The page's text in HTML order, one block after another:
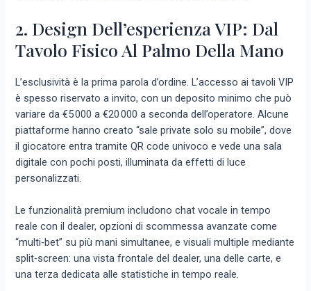
2. Design Dell’esperienza VIP: Dal
Tavolo Fisico Al Palmo Della Mano
L’esclusività è la prima parola d’ordine. L’accesso ai tavoli VIP
è spesso riservato a invito, con un deposito minimo che può
variare da €5 000 a €20 000 a seconda dell’operatore. Alcune
piattaforme hanno creato “sale private solo su mobile”, dove
il giocatore entra tramite QR code univoco e vede una sala
digitale con pochi posti, illuminata da effetti di luce
personalizzati.
Le funzionalità premium includono chat vocale in tempo
reale con il dealer, opzioni di scommessa avanzate come
“multi‑bet” su più mani simultanee, e visuali multiple mediante
split‑screen: una vista frontale del dealer, una delle carte, e
una terza dedicata alle statistiche in tempo reale.